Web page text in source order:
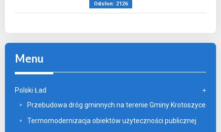
Odsłon: 2126
Menu
Polski Ład
Przebudowa dróg gminnych na terenie Gminy Krotoszyce
Termomodernizacja obiektów użyteczności publicznej